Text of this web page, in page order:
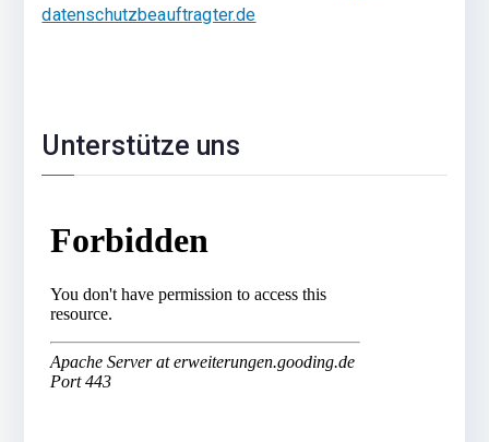
datenschutzbeauftragter.de
Unterstütze uns